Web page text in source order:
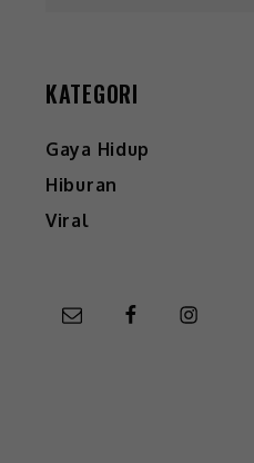
KATEGORI
Gaya Hidup
Hiburan
Viral